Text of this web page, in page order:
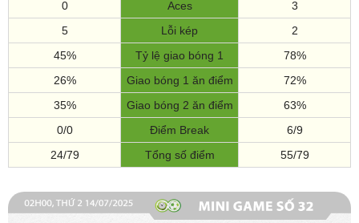
0 Aces
3
5
Lỗi kép
2
45%
Tỷ lệ giao bóng 1
78%
26%
Giao bóng 1 ăn điểm
72%
35%
Giao bóng 2 ăn điểm
63%
0/0
Điểm Break
6/9
24/79
Tổng số điểm 55/79